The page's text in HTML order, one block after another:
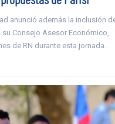
anunció además la inclusión
Consejo Asesor Económico,
de RN durante esta jornada.